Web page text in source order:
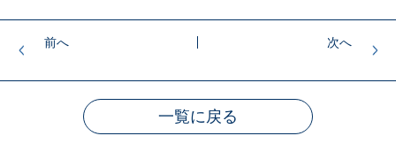
前へ 次へ
一覧に戻る